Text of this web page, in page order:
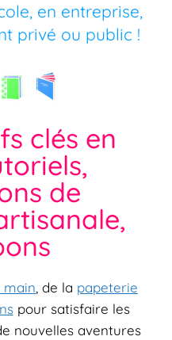
en entreprise,
privé ou public !
clés en
de
main , de la papeterie
pour satisfaire les
nouvelles aventures